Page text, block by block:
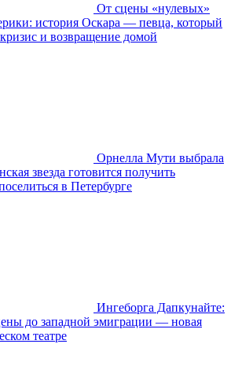
От сцены «нулевых»
история Оскара — певца, который
и возвращение домой
Орнелла Мути выбрала
звезда готовится получить
в Петербурге
Ингеборга Дапкунайте:
до западной эмиграции — новая
театре